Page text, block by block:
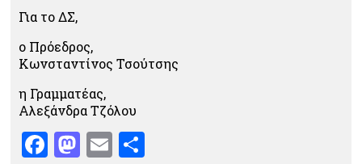
Για το ΔΣ,
ο Πρόεδρος,
Κωνσταντίνος Τσούτσης
η Γραμματέας,
Αλεξάνδρα Τζόλου
Facebook
Mastodon
Email